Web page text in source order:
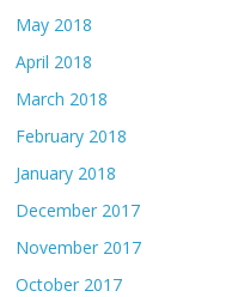
May 2018
April 2018
March 2018
February 2018
January 2018
December 2017
November 2017
October 2017